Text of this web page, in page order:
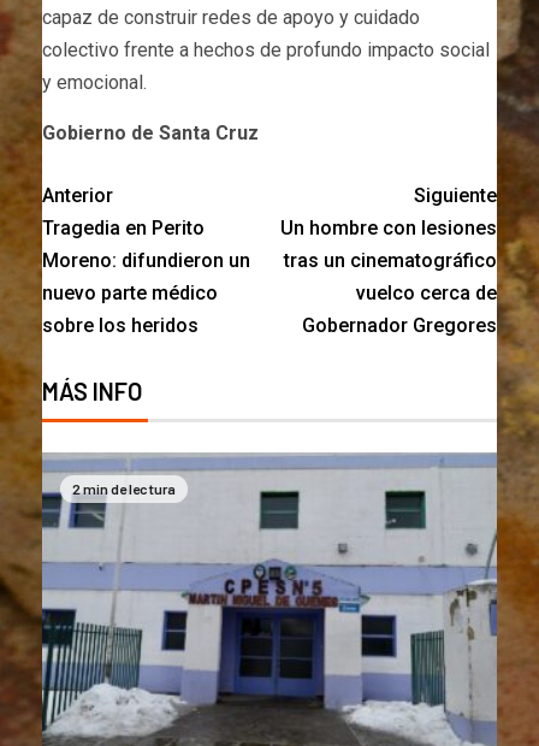
capaz de construir redes de apoyo y cuidado
colectivo frente a hechos de profundo impacto social
y emocional.
Gobierno de Santa Cruz
Anterior
Tragedia en Perito
Moreno: difundieron un
nuevo parte médico
sobre los heridos
Siguiente
Un hombre con lesiones
tras un cinematográfico
vuelco cerca de
Gobernador Gregores
MÁS INFO
2 min de lectura